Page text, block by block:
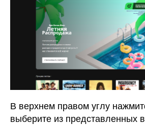
В верхнем правом углу
выберите из представленных